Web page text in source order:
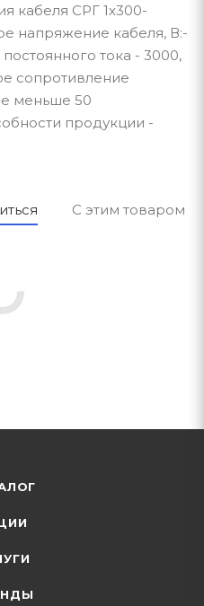
кабеля СРГ 1х300-
напряжение кабеля, В:-
тока - 3000,
сопротивление
меньше 50
продукции -
С этим товаром